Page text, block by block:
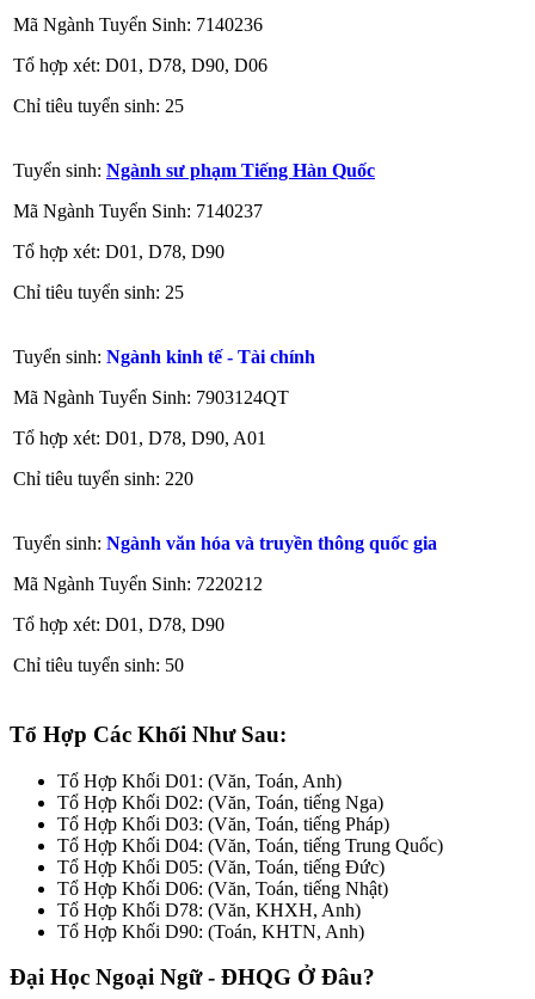
Mã Ngành Tuyển Sinh: 7140236
Tổ hợp xét: D01, D78, D90, D06
Chỉ tiêu tuyển sinh: 25
Tuyển sinh: Ngành sư phạm Tiếng Hàn Quốc
Mã Ngành Tuyển Sinh: 7140237
Tổ hợp xét: D01, D78, D90
Chỉ tiêu tuyển sinh: 25
Tuyển sinh: Ngành kinh tế - Tài chính
Mã Ngành Tuyển Sinh: 7903124QT
Tổ hợp xét: D01, D78, D90, A01
Chỉ tiêu tuyển sinh: 220
Tuyển sinh: Ngành văn hóa và truyền thông quốc gia
Mã Ngành Tuyển Sinh: 7220212
Tổ hợp xét: D01, D78, D90
Chỉ tiêu tuyển sinh: 50
Tổ Hợp Các Khối Như Sau:
Tổ Hợp Khối D01: (Văn, Toán, Anh)
Tổ Hợp Khối D02: (Văn, Toán, tiếng Nga)
Tổ Hợp Khối D03: (Văn, Toán, tiếng Pháp)
Tổ Hợp Khối D04: (Văn, Toán, tiếng Trung Quốc)
Tổ Hợp Khối D05: (Văn, Toán, tiếng Đức)
Tổ Hợp Khối D06: (Văn, Toán, tiếng Nhật)
Tổ Hợp Khối D78: (Văn, KHXH, Anh)
Tổ Hợp Khối D90: (Toán, KHTN, Anh)
Đại Học Ngoại Ngữ - ĐHQG Ở Đâu?